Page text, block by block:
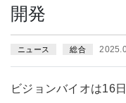
開発
ニュース 総合
ビジョンバイオは16